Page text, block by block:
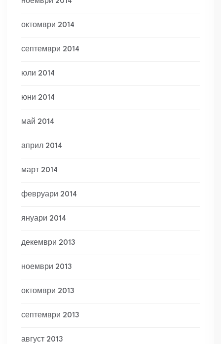
октомври 2014
септември 2014
юли 2014
юни 2014
май 2014
април 2014
март 2014
февруари 2014
януари 2014
декември 2013
ноември 2013
октомври 2013
септември 2013
август 2013